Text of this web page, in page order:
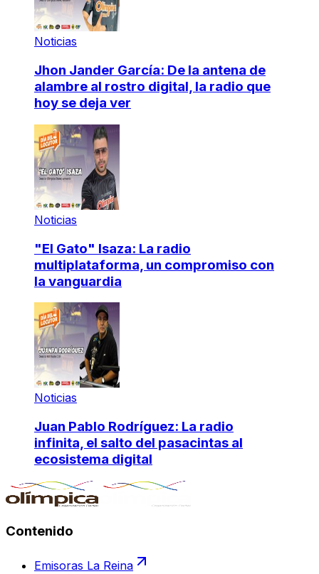
Noticias
Jhon Jander García: De la antena de
alambre al rostro digital, la radio que
hoy se deja ver
Noticias
"El Gato" Isaza: La radio
multiplataforma, un compromiso con
la vanguardia
Noticias
Juan Pablo Rodríguez: La radio
infinita, el salto del pasacintas al
ecosistema digital
Contenido
Emisoras La Reina